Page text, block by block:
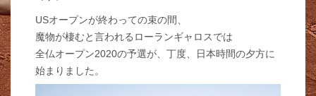
USオープンが終わっての束の間、
魔物が棲むと言われるローランギャロスでは
全仏オープン2020の予選が、丁度、日本時間の夕方に
始まりました。